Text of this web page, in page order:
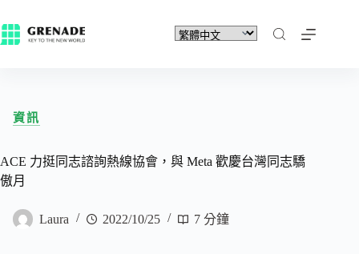
資訊
ACE 力挺同志諮詢熱線協會，與 Meta 歡慶台灣同志驕
傲月
Laura 2022/10/25 7 分鐘